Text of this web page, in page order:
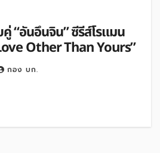
“อันอึนจิน” ซีรีส์โรแมน
Other Than Yours”
กอง บก.